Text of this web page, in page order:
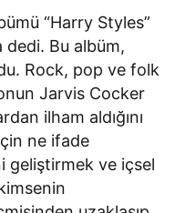
“Harry Styles”
dedi. Bu albüm,
Rock, pop ve folk
Jarvis Cocker
ilham aldığını
ne ifade
geliştirmek ve içsel